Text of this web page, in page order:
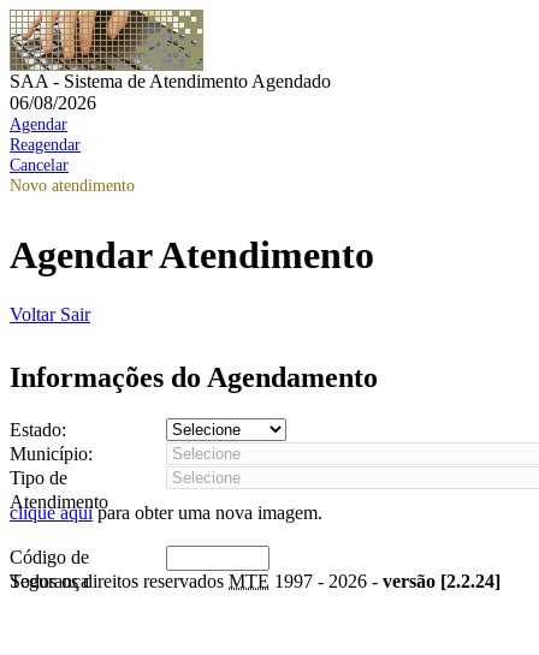
SAA - Sistema de Atendimento Agendado
06/08/2026
Agendar
Reagendar
Cancelar
Novo atendimento
Agendar Atendimento
Voltar Sair
Informações do Agendamento
Estado:
Município:
Tipo de
Atendimento
clique aquipara obter uma nova imagem.
Código de
Segurança
Todos os direitos reservados MTE 1997 - 2026 - versão [2.2.24]